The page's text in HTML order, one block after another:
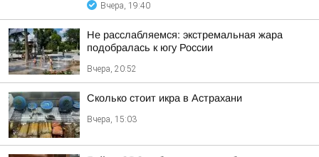
Вчера, 19:40
Не расслабляемся: экстремальная жара
подобралась к югу России
Вчера, 20:52
Сколько стоит икра в Астрахани
Вчера, 15:03